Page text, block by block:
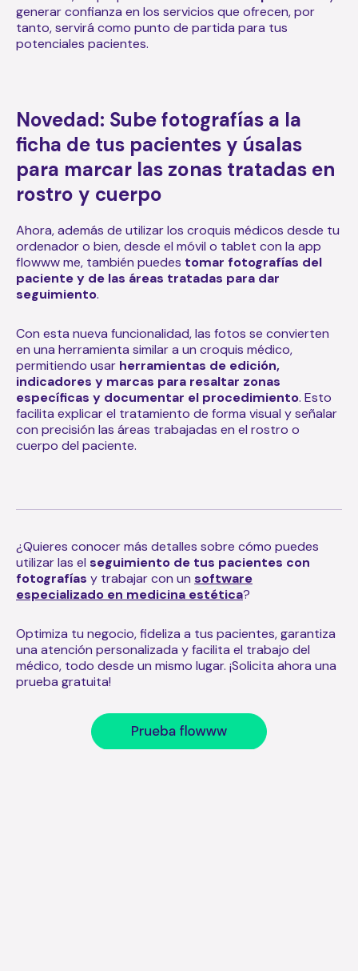
generar confianza en los servicios que ofrecen, por
tanto, servirá como punto de partida para tus
potenciales pacientes.
Novedad: Sube fotografías a la
ficha de tus pacientes y úsalas
para marcar las zonas tratadas en
rostro y cuerpo
Ahora, además de utilizar los croquis médicos desde tu
ordenador o bien, desde el móvil o tablet con la app
flowww me, también puedes tomar fotografías del
paciente y de las áreas tratadas para dar
seguimiento.
Con esta nueva funcionalidad, las fotos se convierten
en una herramienta similar a un croquis médico,
permitiendo usar herramientas de edición,
indicadores y marcas para resaltar zonas
específicas y documentar el procedimiento. Esto
facilita explicar el tratamiento de forma visual y señalar
con precisión las áreas trabajadas en el rostro o
cuerpo del paciente.
¿Quieres conocer más detalles sobre cómo puedes
utilizar las el seguimiento de tus pacientes con
fotografías y trabajar con un software
especializado en medicina estética?
Optimiza tu negocio, fideliza a tus pacientes, garantiza
una atención personalizada y facilita el trabajo del
médico, todo desde un mismo lugar. ¡Solicita ahora una
prueba gratuita!